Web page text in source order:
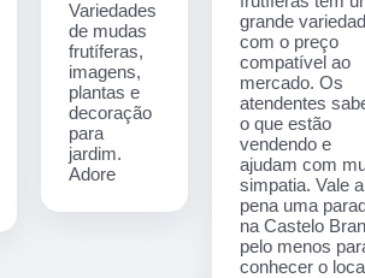
Variedades
de mudas
frutíferas,
imagens,
plantas e
decoração
para
jardim.
Adore
grande
com o preço
compatível ao
mercado. Os
atendentes
o que estão
vendendo e
ajudam com
simpatia. Vale a
pena uma
na Castelo
pelo menos
conhecer o